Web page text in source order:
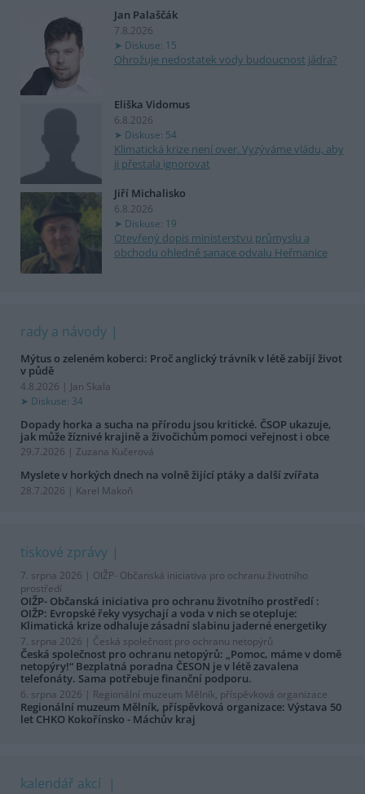
Jan Palaščák
7.8.2026
Diskuse: 15
Ohrožuje nedostatek vody budoucnost jádra?
Eliška Vidomus
6.8.2026
Diskuse: 54
Klimatická krize není over. Vyzýváme vládu, aby
ji přestala ignorovat
Jiří Michalisko
6.8.2026
Diskuse: 19
Otevřený dopis ministerstvu průmyslu a
obchodu ohledně sanace odvalu Heřmanice
rady a návody
Mýtus o zeleném koberci: Proč anglický trávník v létě zabíjí život
v půdě
4.8.2026 | Jan Skala
Diskuse: 34
Dopady horka a sucha na přírodu jsou kritické. ČSOP ukazuje,
jak může žíznivé krajině a živočichům pomoci veřejnost i obce
29.7.2026 | Zuzana Kučerová
Myslete v horkých dnech na volně žijící ptáky a další zvířata
28.7.2026 | Karel Makoň
tiskové zprávy
7. srpna 2026 | OIŽP- Občanská iniciativa pro ochranu životního
prostředí
OIŽP- Občanská iniciativa pro ochranu životního prostředí :
OIŽP: Evropské řeky vysychají a voda v nich se otepluje:
Klimatická krize odhaluje zásadní slabinu jaderné energetiky
7. srpna 2026 | Česká společnost pro ochranu netopýrů
Česká společnost pro ochranu netopýrů: „Pomoc, máme v domě
netopýry!“ Bezplatná poradna ČESON je v létě zavalena
telefonáty. Sama potřebuje finanční podporu.
6. srpna 2026 | Regionální muzeum Mělník, příspěvková organizace
Regionální muzeum Mělník, příspěvková organizace: Výstava 50
let CHKO Kokořínsko - Máchův kraj
kalendář akcí